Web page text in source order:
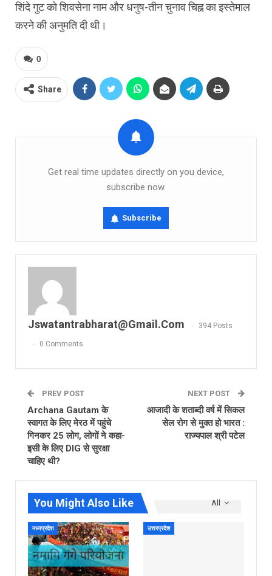
शिंदे गुट को शिवसेना नाम और धनुष-तीन चुनाव चिह्न का इस्तेमाल
करने की अनुमति दी थी।
0
Share
Get real time updates directly on you device,
subscribe now.
Subscribe
Jswatantrabharat@gmail.com 394 Posts
0 Comments
PREV POST
Archana Gautam के
स्वागत के लिए मेरठ में पहुंचे
गिनकर 25 लोग, लोगों ने कहा-
इसी के लिए DIG से सुरक्षा
चाहिए थी?
NEXT POST
आजादी के शताब्दी वर्ष में सिकल
सेल रोग से मुक्त हो भारत :
राज्यपाल श्री पटेल
All
You Might Also Like
मध्यप्रदेश उत्तरप्रदेश